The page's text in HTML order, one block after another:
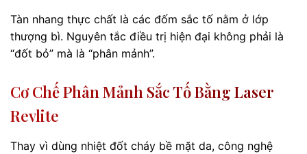
Tàn nhang thực chất là các đốm sắc tố nằm ở lớp
thượng bì. Nguyên tắc điều trị hiện đại không phải là
“đốt bỏ” mà là “phân mảnh”.
Cơ Chế Phân Mảnh Sắc Tố Bằng Laser
Revlite
Thay vì dùng nhiệt đốt cháy bề mặt da, công nghệ